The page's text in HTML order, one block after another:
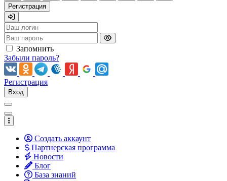
Регистрация
Запомнить
Забыли пароль?
Регистрация
Вход
Создать аккаунт
Партнерская программа
Новости
Блог
База знаний